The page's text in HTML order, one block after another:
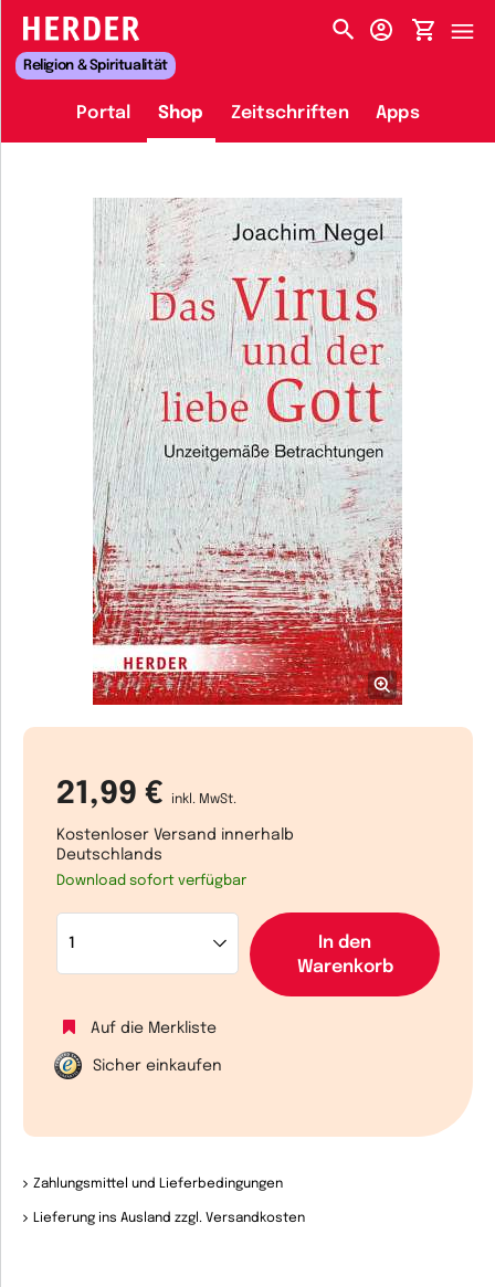
HERDER-MENÜ
Religion & Spiritualität
Portal Shop Zeitschriften Apps
21,99 € inkl. MwSt.
Kostenloser Versand innerhalb
Deutschlands
Download sofort verfügbar
In den
Warenkorb
Auf die Merkliste
Sicher einkaufen
Zahlungsmittel und Lieferbedingungen
Lieferung ins Ausland zzgl. Versandkosten